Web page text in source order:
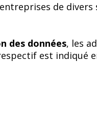
de
des données, les
est indiqué